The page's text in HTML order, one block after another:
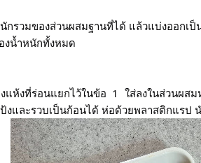
รวมของส่วนผสมฐานที่ได้ แล้วแบ่งออกเป็
งน้ำหนักทั้งหมด
ห้งที่ร่อนแยกไว้ในข้อ 1 ใส่ลงในส่วนผส
และรวบเป็นก้อนได้ ห่อด้วยพลาสติกแรป